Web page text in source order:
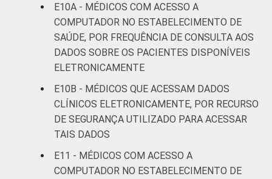
Fonte: CGI.br/NIC.br, Centro Regional de
Estudos para o Desenvolvimento da
Sociedade da Informação (Cetic.br),
Pesquisa sobre o uso das tecnologias de
estabelecimentos de saúde brasileiros – TIC
Saúde 2022.
E10A - MÉDICOS COM ACESSO A
COMPUTADOR NO ESTABELECIMENTO DE
SAÚDE, POR FREQUÊNCIA DE CONSULTA AOS
DADOS SOBRE OS PACIENTES DISPONÍVEIS
ELETRONICAMENTE
E10B - MÉDICOS QUE ACESSAM DADOS
CLÍNICOS ELETRONICAMENTE, POR RECURSO
DE SEGURANÇA UTILIZADO PARA ACESSAR
TAIS DADOS
E11 - MÉDICOS COM ACESSO A
COMPUTADOR NO ESTABELECIMENTO DE